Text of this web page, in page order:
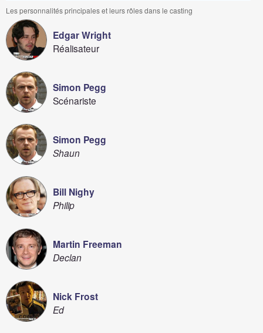
Les personnalités principales et leurs rôles dans le casting
Edgar Wright
Réalisateur
Simon Pegg
Scénariste
Simon Pegg
Shaun
Bill Nighy
Philip
Martin Freeman
Declan
Nick Frost
Ed